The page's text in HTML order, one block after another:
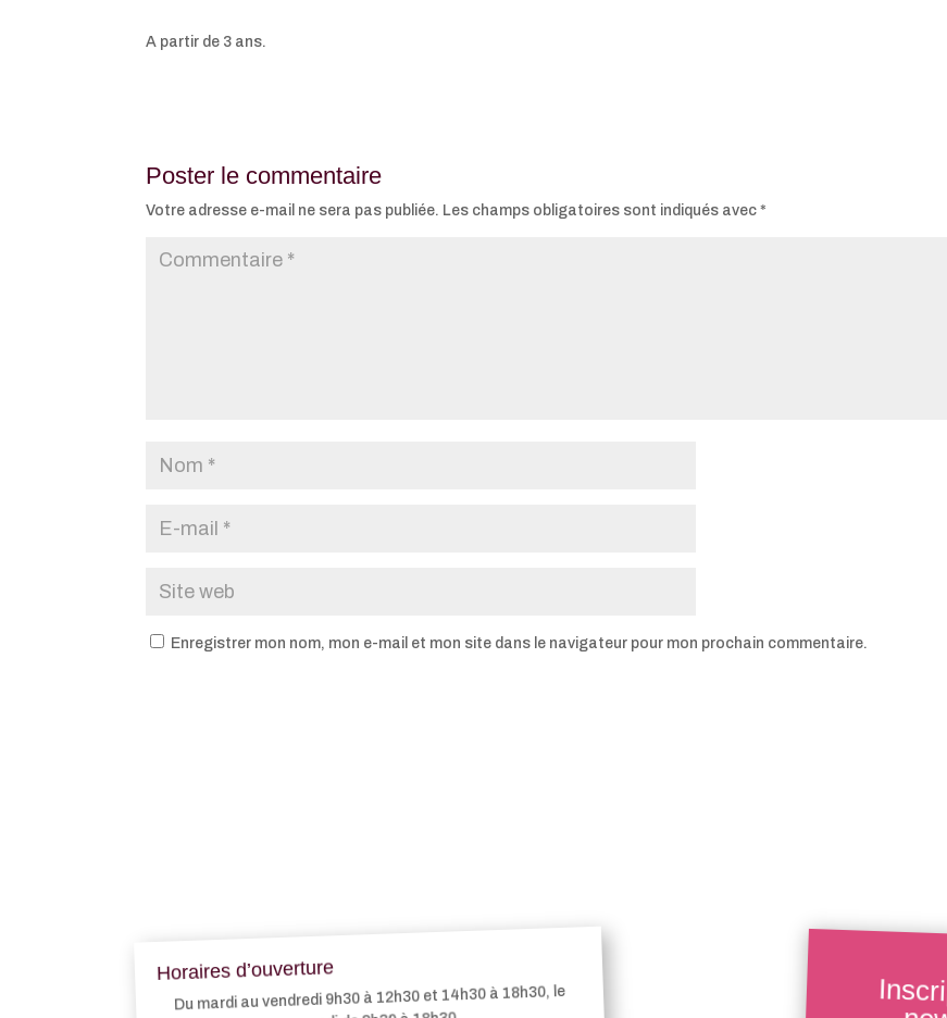
A partir de 3 ans.
Poster le commentaire
Votre adresse e-mail ne sera pas publiée. Les champs obligatoires sont indiqués avec*
Enregistrer mon nom, mon e-mail et mon site dans le navigateur pour mon prochain commentaire.
Horaires d’ouverture
Du mardi au vendredi 9h30 à 12h30 et 14h30 à 18h30, le